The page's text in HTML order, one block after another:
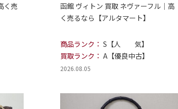
く売
函館 ヴィトン 買取 ネヴァーフル｜高
く売るなら【アルタマート】
商品ランク： S【人 気】
買取ランク： A【優良中古】
2026.08.05